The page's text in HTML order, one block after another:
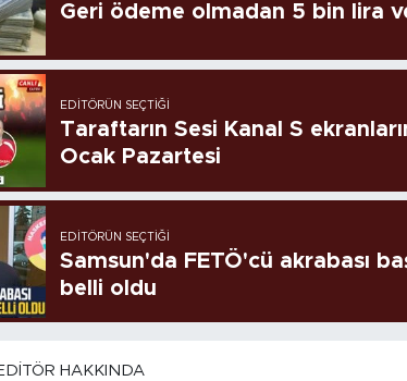
Geri ödeme olmadan 5 bin lira
EDITÖRÜN SEÇTIĞI
Taraftarın Sesi Kanal S
Ocak Pazartesi
EDITÖRÜN SEÇTIĞI
Samsun'da FETÖ'cü akrabası
belli oldu
HAKKINDA